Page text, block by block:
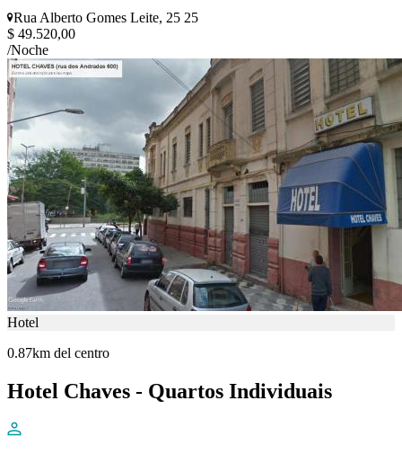
Rua Alberto Gomes Leite, 25 25
$ 49.520,00
/Noche
Hotel
0.87km del centro
Hotel Chaves - Quartos Individuais